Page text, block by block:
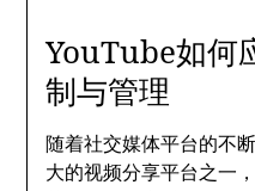
YouTube如何
制与管理
随着社交媒体平台的不
大的视频分享平台之一